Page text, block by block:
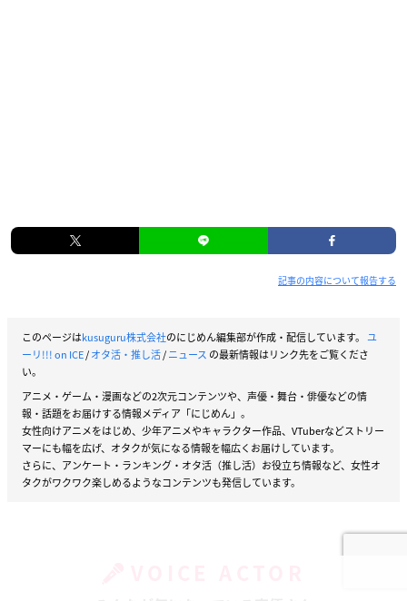
記事の内容について報告する
このページはkusuguru株式会社のにじめん編集部が作成・配信しています。 ユ
ーリ!!! on ICE/オタ活・推し活/ニュース の最新情報はリンク先をご覧くださ
い。
アニメ・ゲーム・漫画などの2次元コンテンツや、声優・舞台・俳優などの情
報・話題をお届けする情報メディア「にじめん」。
女性向けアニメをはじめ、少年アニメやキャラクター作品、VTuberなどストリー
マーにも幅を広げ、オタクが気になる情報を幅広くお届けしています。
さらに、アンケート・ランキング・オタ活（推し活）お役立ち情報など、女性オ
タクがワクワク楽しめるようなコンテンツも発信しています。